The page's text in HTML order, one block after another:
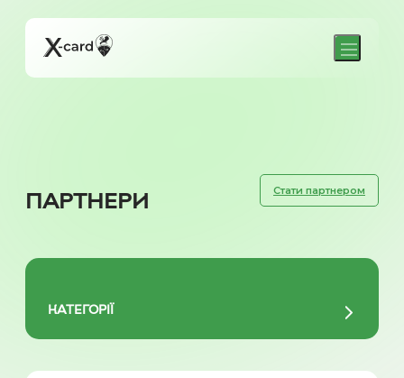
ПАРТНЕРИ Стати партнером
КАТЕГОРІЇ